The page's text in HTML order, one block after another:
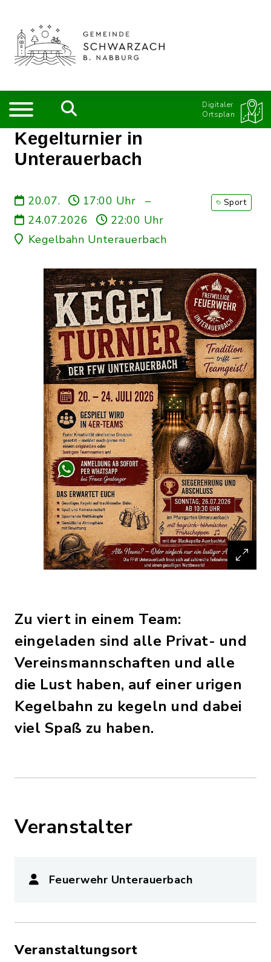
Digitaler
Ortsplan
Kegelturnier in
Unterauerbach
20.07. 17:00 Uhr
–
24.07.2026
22:00 Uhr
Kegelbahn Unterauerbach
Sport
Zu viert in einem Team:
eingeladen sind alle Privat- und
Vereinsmannschaften und alle
die Lust haben, auf einer urigen
Kegelbahn zu kegeln und dabei
viel Spaß zu haben.
Veranstalter
Feuerwehr Unterauerbach
Veranstaltungsort